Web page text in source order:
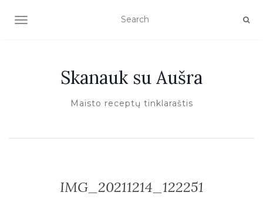
TOGGLE NAVIGATION
Skanauk su Aušra
Maisto receptų tinklaraštis
IMG_20211214_122251